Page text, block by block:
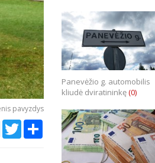
pavyzdys
LinkedInTwitterShare
Panevėžio g. automobilis
kliudė dviratininkę(0)